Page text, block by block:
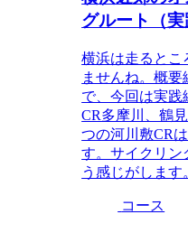
グルート（実
横浜は走るとこ
ませんね。概
で、今回は実践
CR多摩川、鶴
つの河川敷CR
す。サイクリン
う感じがします
コース